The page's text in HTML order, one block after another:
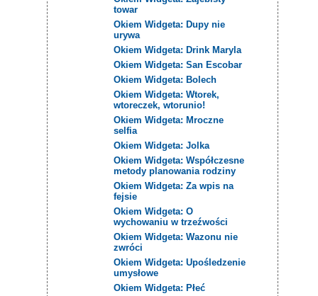
towar
Okiem Widgeta: Dupy nie
urywa
Okiem Widgeta: Drink Maryla
Okiem Widgeta: San Escobar
Okiem Widgeta: Bolech
Okiem Widgeta: Wtorek,
wtoreczek, wtorunio!
Okiem Widgeta: Mroczne
selfia
Okiem Widgeta: Jolka
Okiem Widgeta: Współczesne
metody planowania rodziny
Okiem Widgeta: Za wpis na
fejsie
Okiem Widgeta: O
wychowaniu w trzeźwości
Okiem Widgeta: Wazonu nie
zwróci
Okiem Widgeta: Upośledzenie
umysłowe
Okiem Widgeta: Płeć